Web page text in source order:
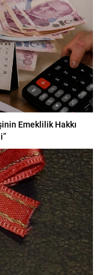
Emeklilik Hakkı